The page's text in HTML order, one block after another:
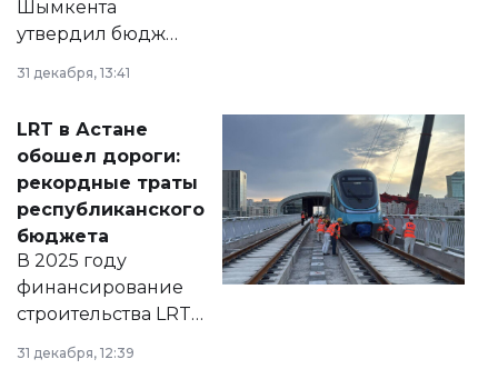
Шымкента
утвердил бюджет
города на 2026–
2028 годы.
документ
появился в базе
нормативных
правовых актов и
на сайте маслихат
города.
31 декабря, 13:41
LRT в Астане
обошел дороги:
рекордные траты
республиканского
бюджета
В 2025 году
финансирование
строительства LRT
в Астане из
республиканского
31 декабря, 12:39